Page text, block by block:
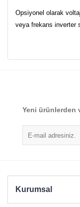
Opsiyonel olarak
veya frekans inverter
Ürün resmi
Ürün
Ürün
Yeni ürünlerden
Kurumsal